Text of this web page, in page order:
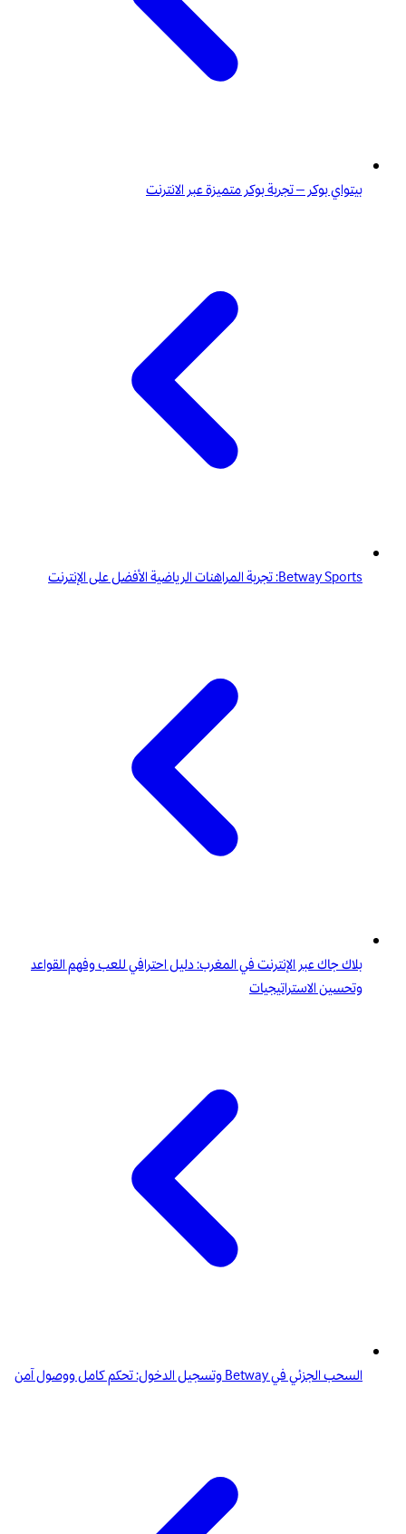
بيتواي بوكر – تجربة بوكر متميزة عبر الانترنت
Betway Sports: تجربة المراهنات الرياضية الأفضل على الإنترنت
بلاك جاك عبر الإنترنت في المغرب: دليل احترافي للعب وفهم القواعد
وتحسين الاستراتيجيات
السحب الجزئي في Betway وتسجيل الدخول: تحكم كامل ووصول آمن